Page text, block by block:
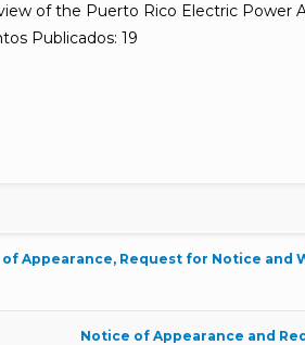
of the Puerto Rico Electric Power
Publicados: 19
Appearance, Request for Notice and
Notice of Appearance and